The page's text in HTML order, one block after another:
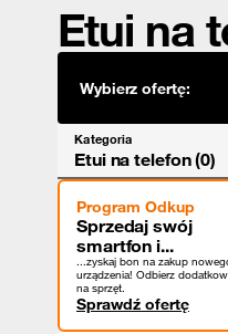
Etui na
Wybierz ofertę:
Kategoria
Etui na telefon (0)
Program Odkup
Sprzedaj swój
smartfon i...
...zyskaj bon na zakup
urządzenia! Odbierz
na sprzęt.
Sprawdź ofertę